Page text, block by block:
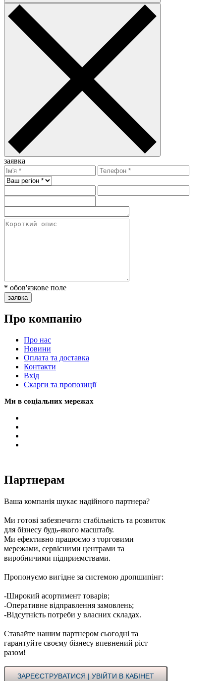
заявка
* обов'язкове поле
заявка
Про компанію
Про нас
Новини
Оплата та доставка
Контакти
Вхiд
Скарги та пропозиції
Ми в соціальних мережах
Партнерам
Ваша компанія шукає надійного партнера?
Ми готові забезпечити стабільність та розвиток
для бізнесу будь-якого масштабу.
Ми ефективно працюємо з торговими
мережами, сервісними центрами та
виробничими підприємствами.
Пропонуємо вигідне за системою дропшипінг:
-Широкий асортимент товарів;
-Оперативне відправлення замовлень;
-Відсутність потреби у власних складах.
Ставайте нашим партнером сьогодні та
гарантуйте своєму бізнесу впевнений ріст
разом!
ЗАРЕЄСТРУВАТИСЯ | УВІЙТИ В КАБІНЕТ